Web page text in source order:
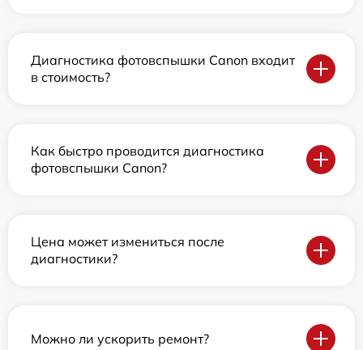
Диагностика фотовспышки Canon входит
в стоимость?
Как быстро проводится диагностика
фотовспышки Canon?
Цена может измениться после
диагностики?
Можно ли ускорить ремонт?